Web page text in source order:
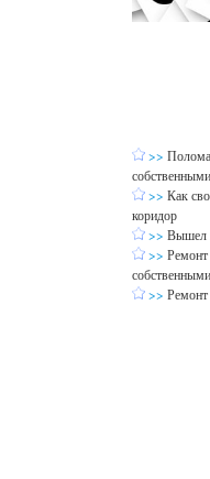
>>
>> Как
коридор
>> Вышел
>> Ремонт
>>